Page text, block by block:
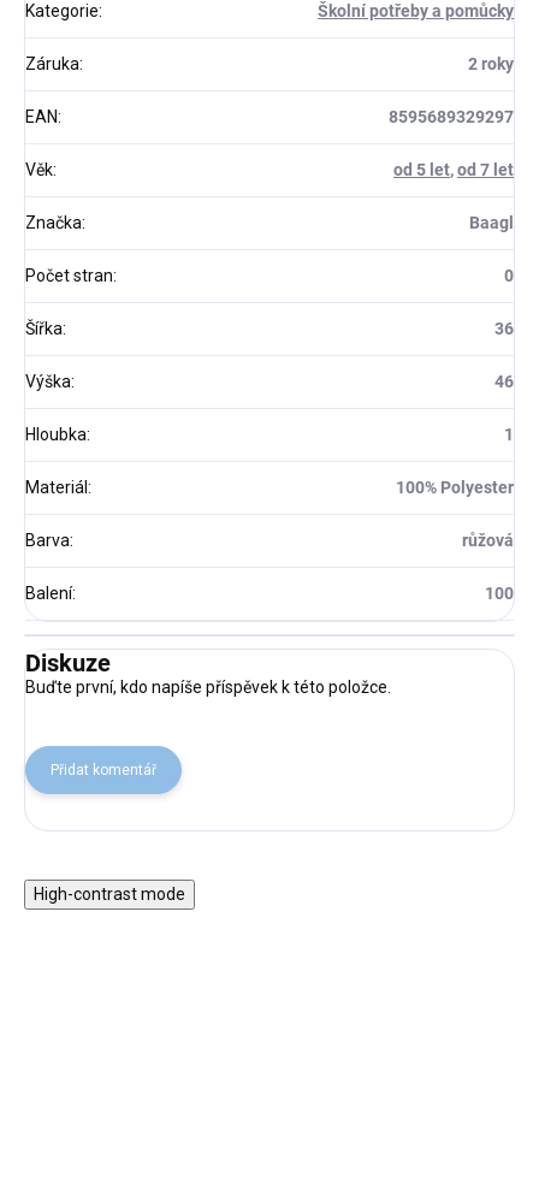
Kategorie: Školní potřeby a pomůcky
Záruka: 2 roky
EAN: 8595689329297
Věk: od 5 let,od 7 let
Značka: Baagl
Počet stran: 0
Šířka: 36
Výška: 46
Hloubka: 1
Materiál: 100% Polyester
Barva: růžová
Balení: 100
Diskuze
Buďte první, kdo napíše příspěvek k této položce.
Přidat komentář
High-contrast mode